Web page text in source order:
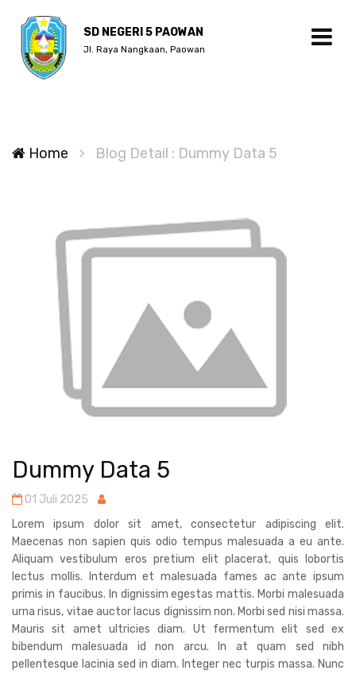
SD NEGERI 5 PAOWAN
Jl. Raya Nangkaan, Paowan
Home Blog Detail : Dummy Data 5
Dummy Data 5
01 Juli 2025
Lorem ipsum dolor sit amet, consectetur adipiscing elit.
Maecenas non sapien quis odio tempus malesuada a eu ante.
Aliquam vestibulum eros pretium elit placerat, quis lobortis
lectus mollis. Interdum et malesuada fames ac ante ipsum
primis in faucibus. In dignissim egestas mattis. Morbi malesuada
urna risus, vitae auctor lacus dignissim non. Morbi sed nisi massa.
Mauris sit amet ultricies diam. Ut fermentum elit sed ex
bibendum malesuada id non arcu. In at quam sed nibh
pellentesque lacinia sed in diam. Integer nec turpis massa. Nunc